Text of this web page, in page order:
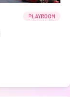
PLAYROOM